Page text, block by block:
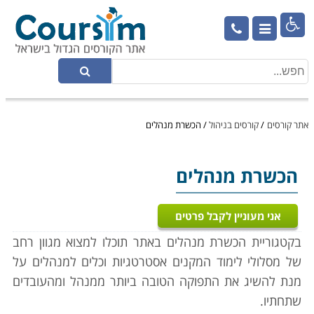

אתר קורסים /קורסים בניהול/ הכשרת מנהלים
הכשרת מנהלים
אני מעוניין לקבל פרטים
בקטגוריית הכשרת מנהלים באתר תוכלו למצוא מגוון רחב
של מסלולי לימוד המקנים אסטרטגיות וכלים למנהלים על
מנת להשיג את התפוקה הטובה ביותר ממנהל ומהעובדים
שתחתיו.